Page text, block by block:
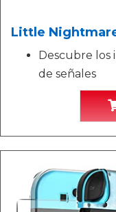
Little
Descubre los
de señales